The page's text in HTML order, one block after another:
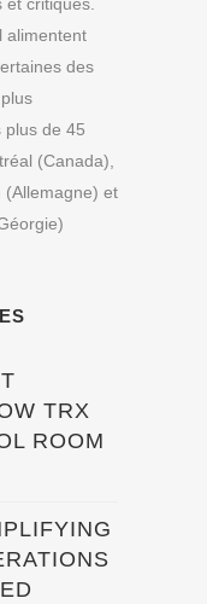
alimentent
des
plus de 45
(Canada),
(Allemagne) et
TRX
ROOM